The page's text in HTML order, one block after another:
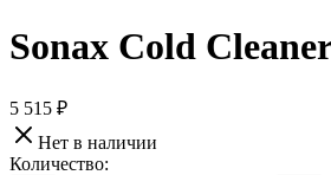
Sonax Cold
5 515 ₽
Нет в наличии
Количество: